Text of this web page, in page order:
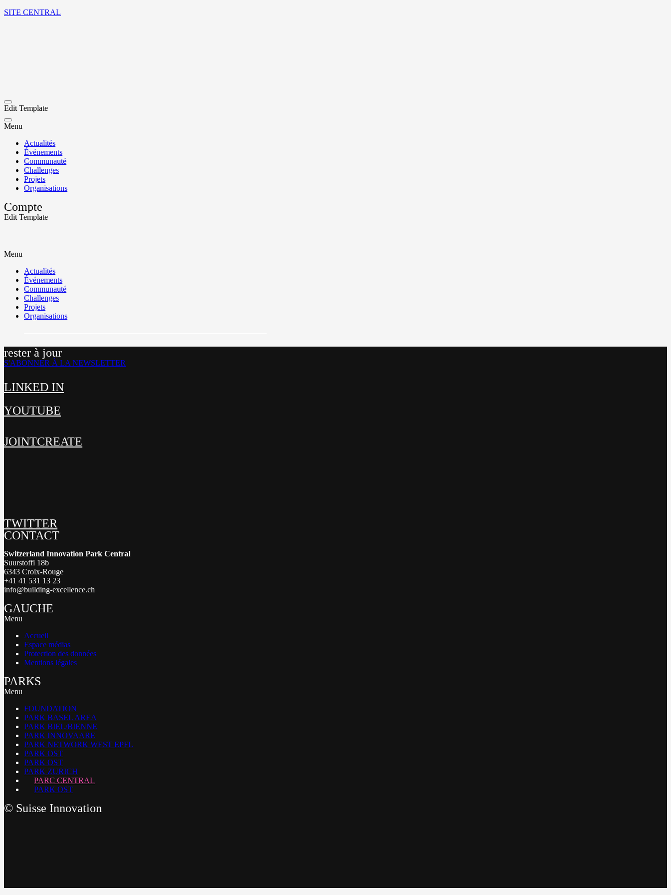
SITE CENTRAL
Menu
Actualités
Événements
Communauté
Challenges
Projets
Organisations
Edit Template
Menu
Actualités
Événements
Communauté
Challenges
Projets
Organisations
Compte
Edit Template
rester à jour
S'ABONNER À LA NEWSLETTER
LINKED IN
YOUTUBE
JOINTCREATE
TWITTER
CONTACT
Switzerland Innovation Park Central
Suurstoffi 18b
6343 Croix-Rouge
+41 41 531 13 23
info@building-excellence.ch
GAUCHE
Menu
Accueil
Espace médias
Protection des données
Mentions légales
PARKS
Menu
FOUNDATION
PARK BASEL AREA
PARK BIEL/BIENNE
PARK INNOVAARE
PARK NETWORK WEST EPFL
PARK OST
PARK OST
PARK ZURICH
PARC CENTRAL
PARK OST
© Suisse Innovation